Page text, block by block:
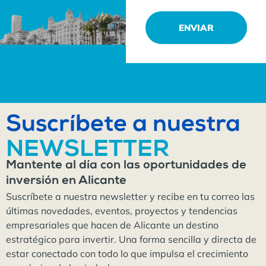
ENVIAR
Suscríbete a nuestra
NEWSLETTER
Mantente al día con las oportunidades de
inversión en Alicante
Suscríbete a nuestra newsletter y recibe en tu correo las
últimas novedades, eventos, proyectos y tendencias
empresariales que hacen de Alicante un destino
estratégico para invertir. Una forma sencilla y directa de
estar conectado con todo lo que impulsa el crecimiento